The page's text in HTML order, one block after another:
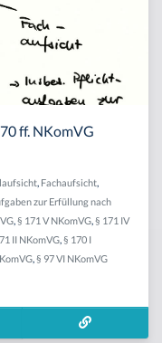
ff. NKomVG
Fachaufsicht
zur Erfüllung nach
§ 171 V NKomVG § 171 IV
II NKomVG § 170 I
§ 97 VI NKomVG